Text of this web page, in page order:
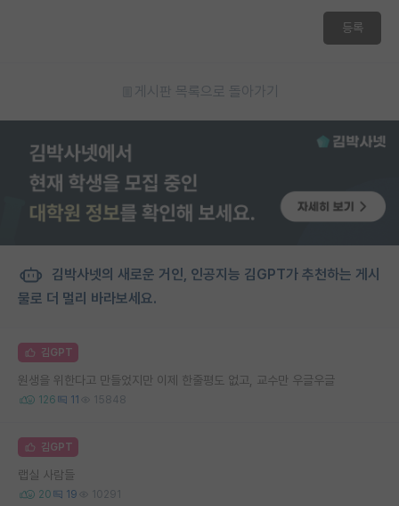
등록
게시판 목록으로 돌아가기
김박사넷의 새로운 거인, 인공지능 김GPT가 추천하는 게시
물로 더 멀리 바라보세요.
김GPT
원생을 위한다고 만들었지만 이제 한줄평도 없고, 교수만 우글우글
126 11 15848
김GPT
랩실 사람들
20 19 10291